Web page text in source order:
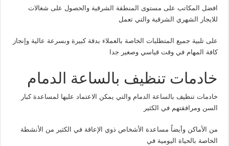
افضل المكاتب على مستوى المنطقة الشرقية والحصول على شغالات
للايجار الشهري الشرقية والتي تعمل
على تلبية جميع المتطلبات الخاصة بالعملاء بدقة كبيرة وبسرعة عالية وإنجاز
كافة المهام في وقت قياسي وصغير جدا
خادمات تنظيف بالساعة الدمام
خادمات تنظيف بالساعة الدمام والتي يمكن الاعتماد عليها لمساعدة كبار
السن ومرافقتهم في الكثير
من الأماكن وأيضاً مساعدة الأشخاص ذوي الإعاقة في الكثير من الأنشطة
الخاصة بالحياة اليومية في